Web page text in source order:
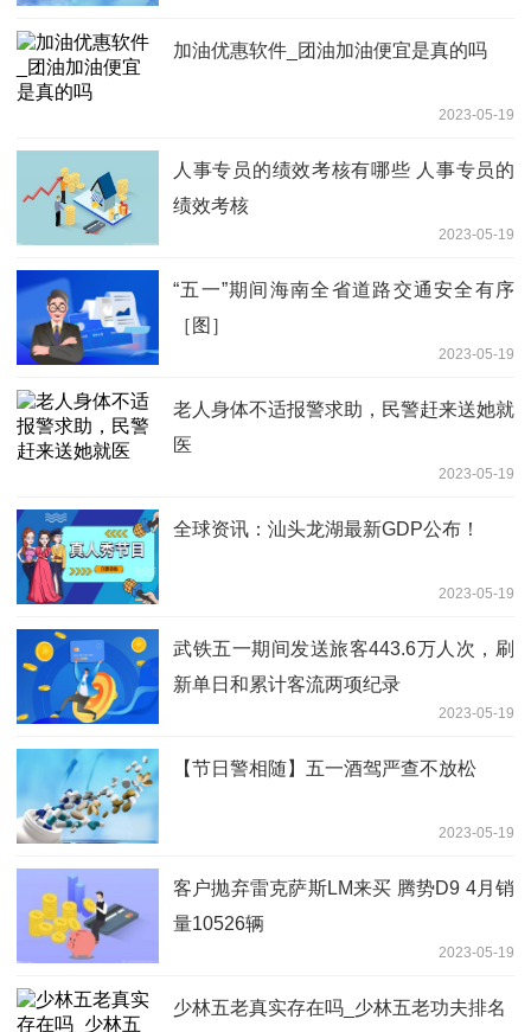
加油优惠软件_团油加油便宜是真的吗
2023-05-19
人事专员的绩效考核有哪些 人事专员的
绩效考核
2023-05-19
“五一”期间海南全省道路交通安全有序
［图］
2023-05-19
老人身体不适报警求助，民警赶来送她就
医
2023-05-19
全球资讯：汕头龙湖最新GDP公布！
2023-05-19
武铁五一期间发送旅客443.6万人次，刷
新单日和累计客流两项纪录
2023-05-19
【节日警相随】五一酒驾严查不放松
2023-05-19
客户抛弃雷克萨斯LM来买 腾势D9 4月销
量10526辆
2023-05-19
少林五老真实存在吗_少林五老功夫排名